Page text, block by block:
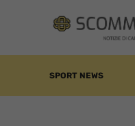
contenuto
SPORT NEWS